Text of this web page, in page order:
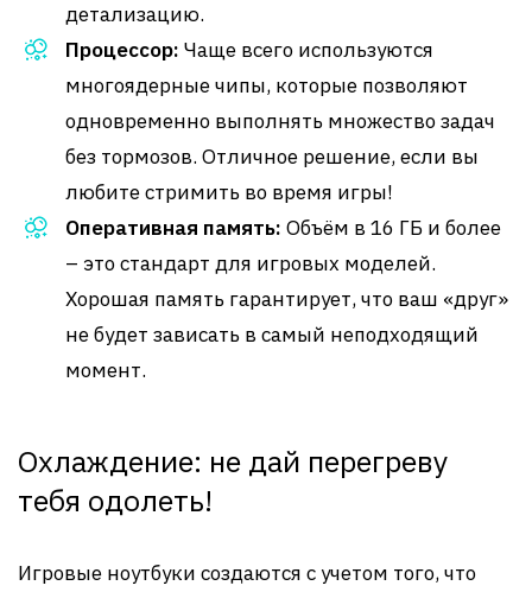
детализацию.
Процессор: Чаще всего используются
многоядерные чипы, которые позволяют
одновременно выполнять множество задач
без тормозов. Отличное решение, если вы
любите стримить во время игры!
Оперативная память: Объём в 16 ГБ и более
– это стандарт для игровых моделей.
Хорошая память гарантирует, что ваш «друг»
не будет зависать в самый неподходящий
момент.
Охлаждение: не дай перегреву
тебя одолеть!
Игровые ноутбуки создаются с учетом того, что